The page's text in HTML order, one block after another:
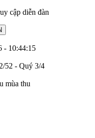
cập diễn đàn
- 10:44:15
52 - Quý 3/4
mùa thu